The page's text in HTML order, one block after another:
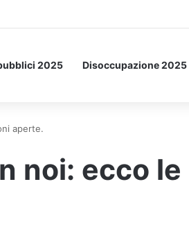
ecco l’esperimento spaziale.
2025 Disoccupazione 2025
aperte.
noi: ecco le